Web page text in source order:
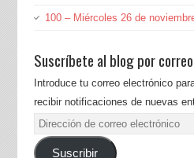
100 – Miércoles 26 de
Suscríbete al blog por
Introduce tu correo electrónico
recibir notificaciones de nuevas
Dirección
de
Suscribir